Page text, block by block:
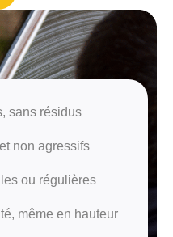
sans résidus
non agressifs
ou régulières
même en hauteur